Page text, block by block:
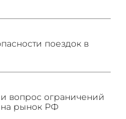
поездок в
вопрос ограничений
на рынок РФ